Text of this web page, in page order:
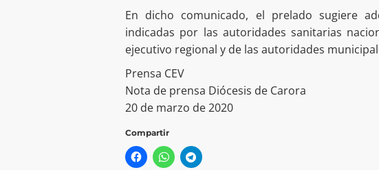
En dicho comunicado, el prelado sugiere
indicadas por las autoridades sanitarias
ejecutivo regional y de las autoridades
Prensa CEV
Nota de prensa Diócesis de Carora
20 de marzo de 2020
Compartir